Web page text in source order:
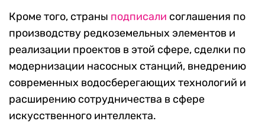
Кроме того, страны подписали соглашения по
производству редкоземельных элементов и
реализации проектов в этой сфере, сделки по
модернизации насосных станций, внедрению
современных водосберегающих технологий и
расширению сотрудничества в сфере
искусственного интеллекта.